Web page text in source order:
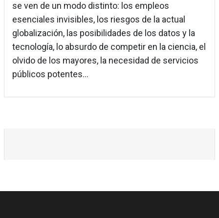
se ven de un modo distinto: los empleos
esenciales invisibles, los riesgos de la actual
globalización, las posibilidades de los datos y la
tecnología, lo absurdo de competir en la ciencia, el
olvido de los mayores, la necesidad de servicios
públicos potentes...